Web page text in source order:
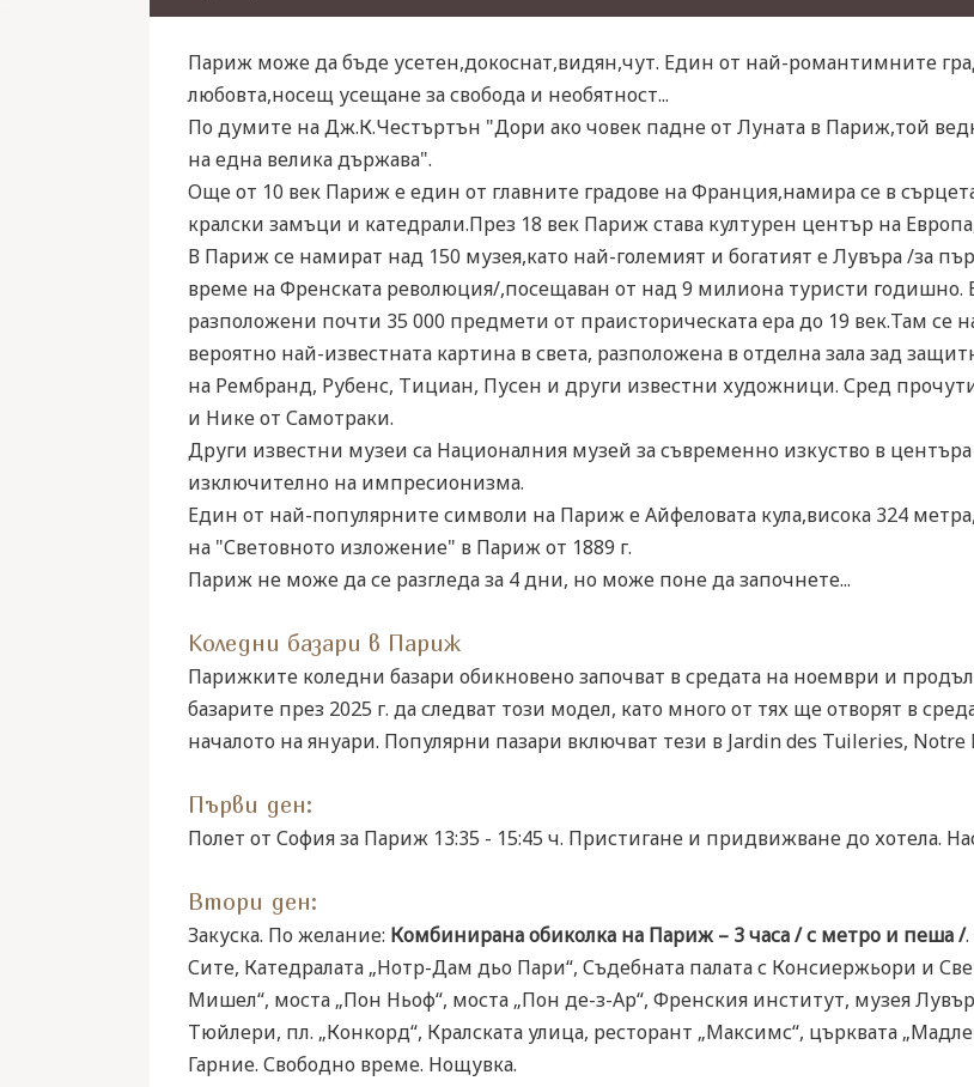
Париж може да бъде усетен,докоснат,видян,чут. Един от най-романтимните
любовта,носещ усещане за свобода и необятност...
По думите на Дж.К.Честъртън "Дори ако човек падне от Луната в Париж,той
на една велика държава".
Още от 10 век Париж е един от главните градове на Франция,намира се в
кралски замъци и катедрали.През 18 век Париж става културен център на
В Париж се намират над 150 музея,като най-големият и богатият е Лувъра /за
време на Френската революция/,посещаван от над 9 милиона туристи годишно.
разположени почти 35 000 предмети от праисторическата ера до 19 век.Там
вероятно най-известната картина в света, разположена в отделна зала зад
на Рембранд, Рубенс, Тициан, Пусен и други известни художници. Сред
и Нике от Самотраки.
Други известни музеи са Националния музей за съвременно изкуство в
изключително на импресионизма.
Един от най-популярните символи на Париж е Айфеловата кула,висока 324
на "Световното изложение" в Париж от 1889 г.
Париж не може да се разгледа за 4 дни, но може поне да започнете...
Коледни базари в Париж
Парижките коледни базари обикновено започват в средата на ноември и
базарите през 2025 г. да следват този модел, като много от тях ще отворят в
началото на януари. Популярни пазари включват тези в Jardin des Tuileries,
Първи ден:
Полет от София за Париж 13:35 - 15:45 ч. Пристигане и придвижване до хотела.
Втори ден:
Закуска. По желание: Комбинирана обиколка на Париж – 3 часа / с метро и пеша /
Сите, Катедралата „Нотр-Дам дьо Пари“, Съдебната палата с Консиержьори и
Мишел“, моста „Пон Ньоф“, моста „Пон де-з-Ар“, Френския институт, музея
Тюйлери, пл. „Конкорд“, Кралската улица, ресторант „Максимс“, църквата
Гарние. Свободно време. Нощувка.